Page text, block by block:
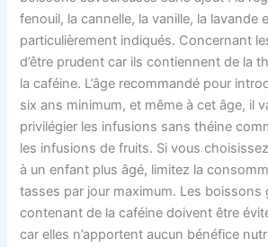
fenouil, la cannelle, la vanille, la lavande
particulièrement indiqués. Concernant
d’être prudent car ils contiennent de la
la caféine. L’âge recommandé pour
six ans minimum, et même à cet âge, il
privilégier les infusions sans théine
les infusions de fruits. Si vous
à un enfant plus âgé, limitez la
tasses par jour maximum. Les boissons
contenant de la caféine doivent être
car elles n’apportent aucun bénéfice